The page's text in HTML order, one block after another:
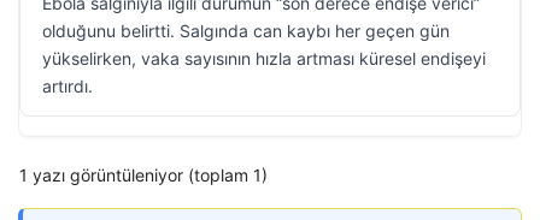
olduğunu belirtti. Salgında can kaybı her geçen gün
yükselirken, vaka sayısının hızla artması küresel endişeyi
artırdı.
1 yazı görüntüleniyor (toplam 1)